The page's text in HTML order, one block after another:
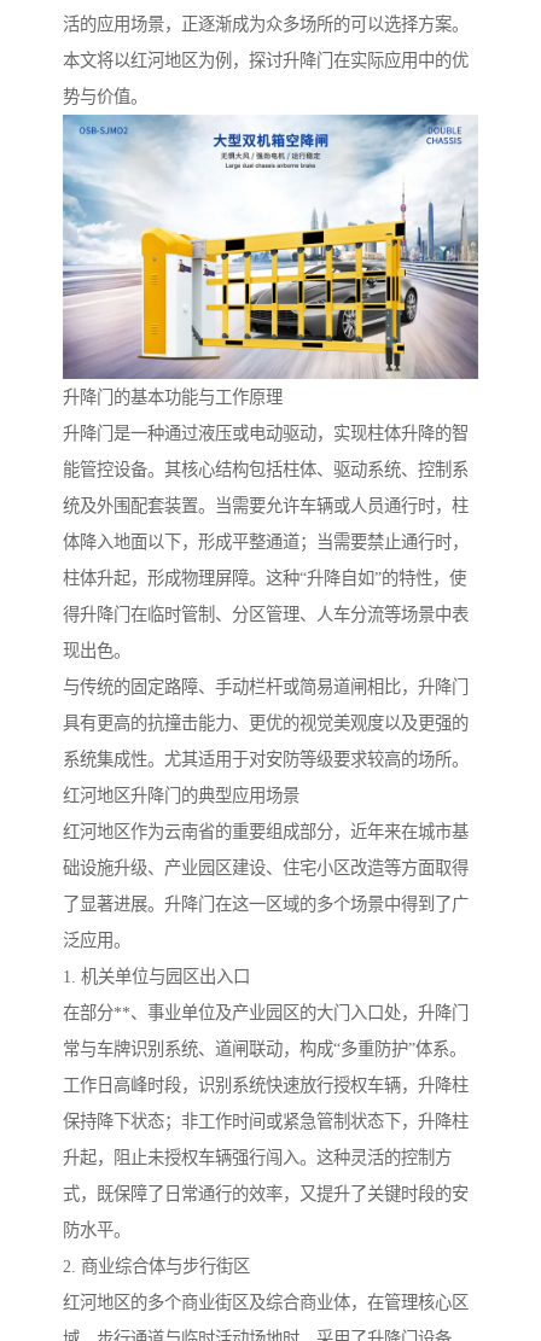
活的应用场景，正逐渐成为众多场所的可以选择方案。
本文将以红河地区为例，探讨升降门在实际应用中的优
势与价值。
升降门的基本功能与工作原理
升降门是一种通过液压或电动驱动，实现柱体升降的智
能管控设备。其核心结构包括柱体、驱动系统、控制系
统及外围配套装置。当需要允许车辆或人员通行时，柱
体降入地面以下，形成平整通道；当需要禁止通行时，
柱体升起，形成物理屏障。这种“升降自如”的特性，使
得升降门在临时管制、分区管理、人车分流等场景中表
现出色。
与传统的固定路障、手动栏杆或简易道闸相比，升降门
具有更高的抗撞击能力、更优的视觉美观度以及更强的
系统集成性。尤其适用于对安防等级要求较高的场所。
红河地区升降门的典型应用场景
红河地区作为云南省的重要组成部分，近年来在城市基
础设施升级、产业园区建设、住宅小区改造等方面取得
了显著进展。升降门在这一区域的多个场景中得到了广
泛应用。
1. 机关单位与园区出入口
在部分**、事业单位及产业园区的大门入口处，升降门
常与车牌识别系统、道闸联动，构成“多重防护”体系。
工作日高峰时段，识别系统快速放行授权车辆，升降柱
保持降下状态；非工作时间或紧急管制状态下，升降柱
升起，阻止未授权车辆强行闯入。这种灵活的控制方
式，既保障了日常通行的效率，又提升了关键时段的安
防水平。
2. 商业综合体与步行街区
红河地区的多个商业街区及综合商业体，在管理核心区